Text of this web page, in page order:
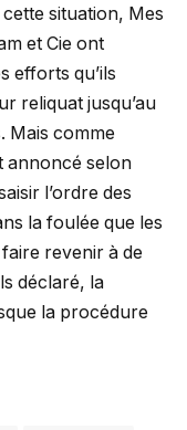
situation, Mes
et Cie ont
efforts qu’ils
reliquat jusqu’au
Mais comme
annoncé selon
l’ordre des
la foulée que les
revenir à de
déclaré, la
la procédure